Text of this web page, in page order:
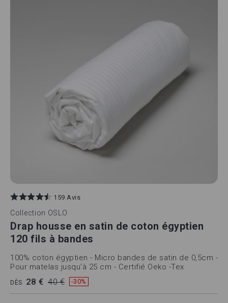
159 Avis
Collection OSLO
Drap housse en satin de coton égyptien
120 fils à bandes
100% coton égyptien - Micro bandes de satin de 0,5cm -
Pour matelas jusqu'à 25 cm - Certifié Oeko -Tex
DÈS 28 € 40 € -30%